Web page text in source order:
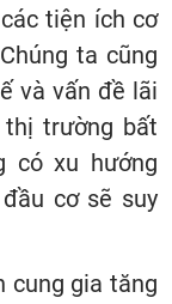
tiện ích cơ
ta cũng
và vấn đề lãi
trường bất
có xu hướng
cơ sẽ suy
cung gia tăng